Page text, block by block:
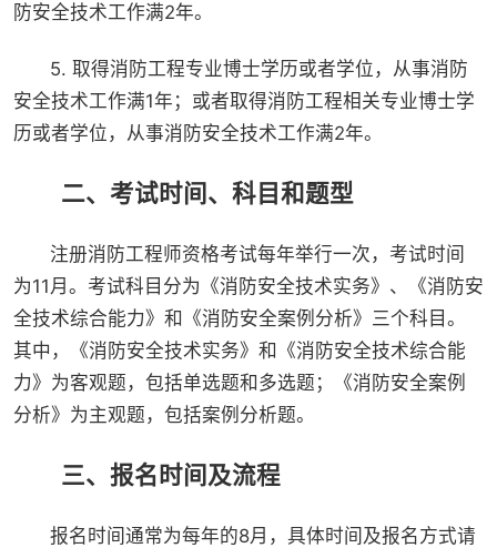
防安全技术工作满2年。
5. 取得消防工程专业博士学历或者学位，从事消防
安全技术工作满1年；或者取得消防工程相关专业博士学
历或者学位，从事消防安全技术工作满2年。
二、考试时间、科目和题型
注册消防工程师资格考试每年举行一次，考试时间
为11月。考试科目分为《消防安全技术实务》、《消防安
全技术综合能力》和《消防安全案例分析》三个科目。
其中，《消防安全技术实务》和《消防安全技术综合能
力》为客观题，包括单选题和多选题；《消防安全案例
分析》为主观题，包括案例分析题。
三、报名时间及流程
报名时间通常为每年的8月，具体时间及报名方式请